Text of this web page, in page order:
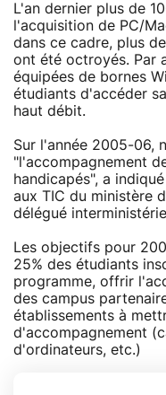
L'an dernier plus de
l'acquisition de PC/
dans ce cadre, plus
ont été octroyés. Par
équipées de bornes
étudiants d'accéder
haut débit.
Sur l'année 2005-06,
"l'accompagnement
handicapés", a
aux TIC du ministère
délégué
Les objectifs pour
25% des étudiants
programme, offrir
des campus
établissements à
d'accompagnement
d'ordinateurs, etc.)